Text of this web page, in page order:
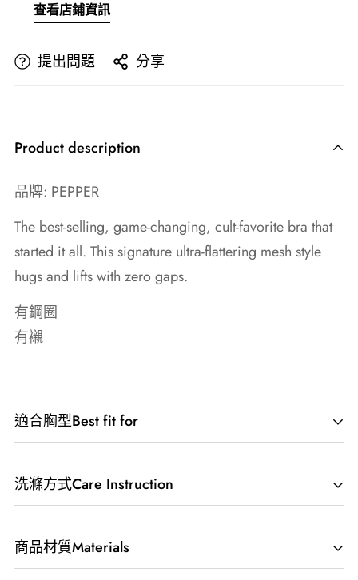
查看店鋪資訊
提出問題 分享
Product description
品牌: PEPPER
The best-selling, game-changing, cult-favorite bra that
started it all. This signature ultra-flattering mesh style
hugs and lifts with zero gaps.
有鋼圈
有襯
適合胸型Best fit for
洗滌方式Care Instruction
商品材質Materials